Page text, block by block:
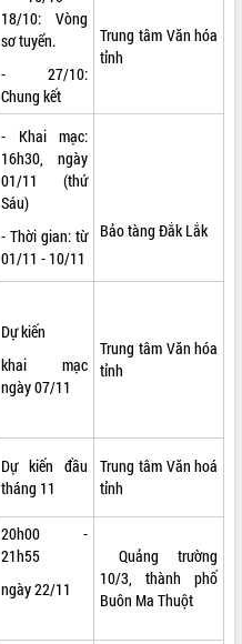
18/10: Vòng
sơ tuyển.
- 27/10:
Chung kết
Trung tâm Văn hóa
tỉnh
- Khai mạc:
16h30, ngày
01/11 (thứ
Sáu)
- Thời gian: từ
01/11 - 10/11
Bảo tàng Đắk Lắk
Dự kiến
khai mạc
ngày 07/11
Trung tâm Văn hóa
tỉnh
Dự kiến đầu
tháng 11
Trung tâm Văn hoá
tỉnh
20h00 -
21h55
ngày 22/11
Quảng trường
10/3, thành phố
Buôn Ma Thuột